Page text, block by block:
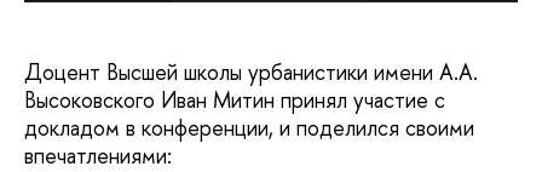
Доцент Высшей школы урбанистики имени А.А.
Высоковского Иван Митин принял участие с
докладом в конференции, и поделился своими
впечатлениями: